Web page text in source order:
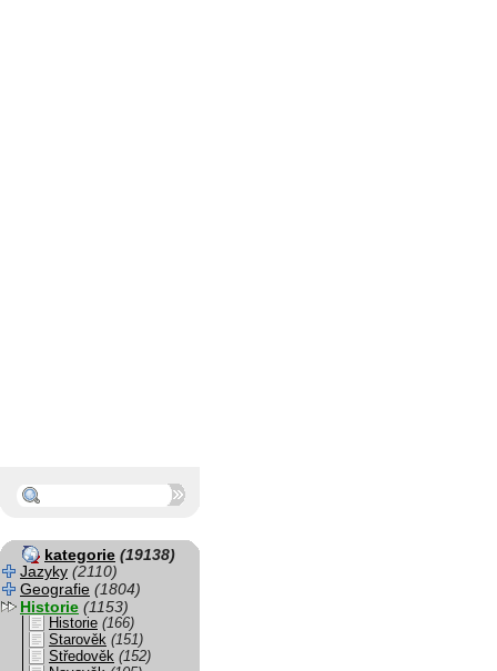
kategorie (19138)
Jazyky (2110)
Geografie (1804)
Historie (1153)
Historie (166)
Starověk (151)
Středověk (152)